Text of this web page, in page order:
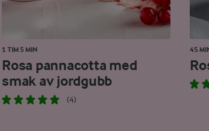
1 TIM 5 MIN
Rosa pannacotta med
smak av jordgubb
(4)
45